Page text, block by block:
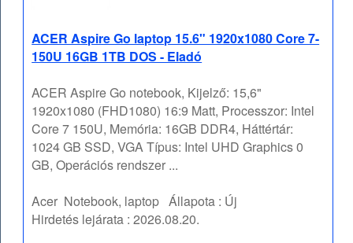
ACER Aspire Go laptop 15.6" 1920x1080 Core 7-
150U 16GB 1TB DOS - Eladó
ACER Aspire Go notebook, Kijelző: 15,6"
1920x1080 (FHD1080) 16:9 Matt, Processzor: Intel
Core 7 150U, Memória: 16GB DDR4, Háttértár:
1024 GB SSD, VGA Típus: Intel UHD Graphics 0
GB, Operációs rendszer ...
Acer Notebook, laptop Állapota : Új
Hirdetés lejárata :2026.08.20.